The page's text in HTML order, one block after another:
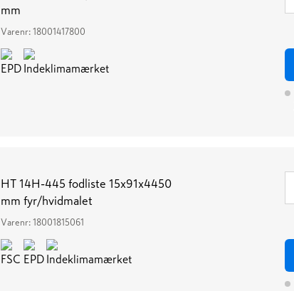
mm
Varenr: 18001417800
HT 14H-445 fodliste 15x91x4450
mm fyr/hvidmalet
Varenr: 18001815061